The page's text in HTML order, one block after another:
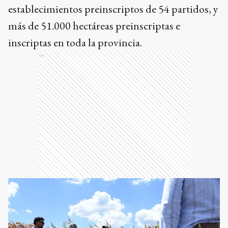
establecimientos preinscriptos de 54 partidos, y
más de 51.000 hectáreas preinscriptas e
inscriptas en toda la provincia.
Ads